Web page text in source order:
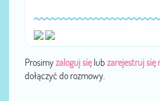
Prosimyzaloguj sięlub zarejestruj się
dołączyć do rozmowy.